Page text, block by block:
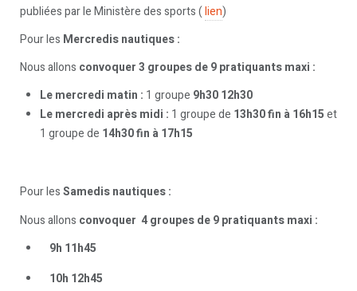
publiées par le Ministère des sports (lien)
Pour les Mercredis nautiques :
Nous allons convoquer 3 groupes de 9 pratiquants maxi :
Le mercredi matin : 1 groupe 9h30 12h30
Le mercredi après midi : 1 groupe de 13h30 fin à 16h15et
1 groupe de 14h30 fin à 17h15
Pour lesSamedis nautiques :
Nous allons convoquer 4 groupes de 9 pratiquants maxi :
9h 11h45
10h 12h45